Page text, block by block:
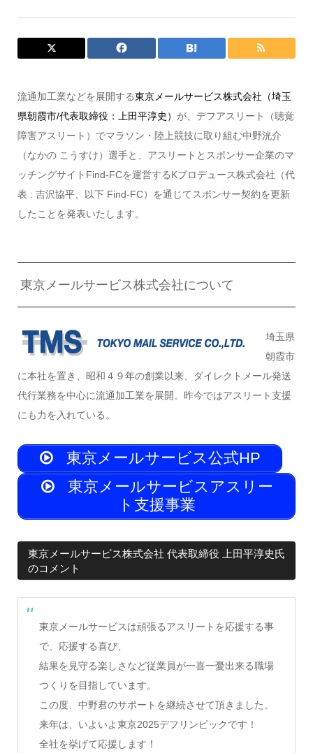
流通加工業などを展開する東京メールサービス株式会社（埼玉
県朝霞市/代表取締役：上田平淳史） が、デフアスリート（聴覚
障害アスリート）でマラソン・陸上競技に取り組む中野洸介
（なかの こうすけ）選手と、アスリートとスポンサー企業のマ
ッチングサイトFind-FCを運営するKプロデュース株式会社（代
表 : 吉沢協平、以下 Find-FC）を通じてスポンサー契約を更新
したことを発表いたします。
東京メールサービス株式会社について
埼玉県
朝霞市
に本社を置き、昭和４９年の創業以来、ダイレクトメール発送
代行業務を中心に流通加工業を展開。昨今ではアスリート支援
にも力を入れている。
東京メールサービス公式HP
東京メールサービスアスリー
ト支援事業
東京メールサービス株式会社 代表取締役 上田平淳史氏
のコメント
東京メールサービスは頑張るアスリートを応援する事
で、応援する喜び、
結果を見守る楽しさなど従業員が一喜一憂出来る職場
つくりを目指しています。
この度、中野君のサポートを継続させて頂きました。
来年は、いよいよ東京2025デフリンピックです！
全社を挙げて応援します！